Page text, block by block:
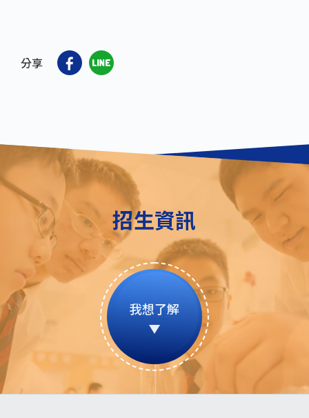
分享
招生資訊
我想了解